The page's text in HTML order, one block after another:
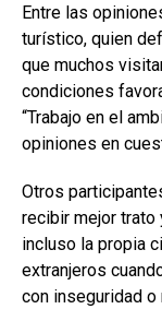
Entre las
turístico, quien
que muchos
condiciones
“Trabajo en el
opiniones en
Otros
recibir mejor trato
incluso la propia
extranjeros
con inseguridad o